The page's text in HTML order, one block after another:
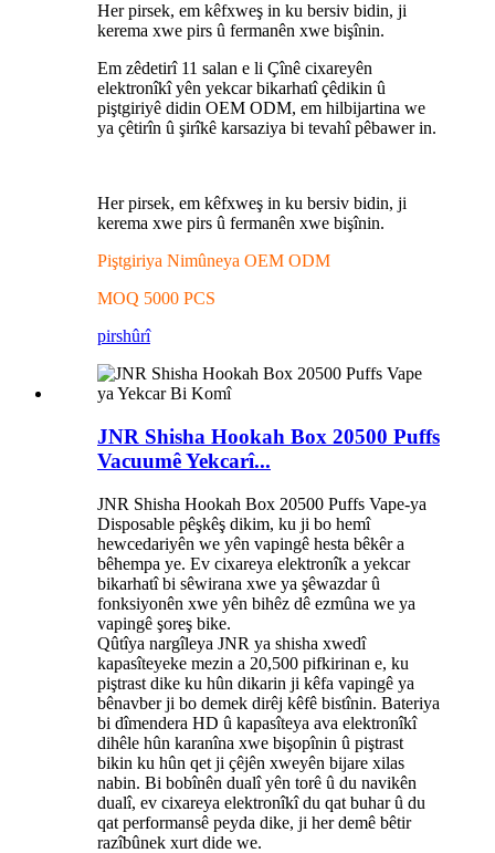
Her pirsek, em kêfxweş in ku bersiv bidin, ji
kerema xwe pirs û fermanên xwe bişînin.
Em zêdetirî 11 salan e li Çînê cixareyên
elektronîkî yên yekcar bikarhatî çêdikin û
piştgiriyê didin OEM ODM, em hilbijartina we
ya çêtirîn û şirîkê karsaziya bi tevahî pêbawer in.
Her pirsek, em kêfxweş in ku bersiv bidin, ji
kerema xwe pirs û fermanên xwe bişînin.
Piştgiriya Nimûneya OEM ODM
MOQ 5000 PCS
pirshûrî
JNR Shisha Hookah Box 20500 Puffs
Vacuumê Yekcarî...
JNR Shisha Hookah Box 20500 Puffs Vape-ya
Disposable pêşkêş dikim, ku ji bo hemî
hewcedariyên we yên vapingê hesta bêkêr a
bêhempa ye. Ev cixareya elektronîk a yekcar
bikarhatî bi sêwirana xwe ya şêwazdar û
fonksiyonên xwe yên bihêz dê ezmûna we ya
vapingê şoreş bike.
Qûtîya nargîleya JNR ya shisha xwedî
kapasîteyeke mezin a 20,500 pifkirinan e, ku
piştrast dike ku hûn dikarin ji kêfa vapingê ya
bênavber ji bo demek dirêj kêfê bistînin. Bateriya
bi dîmendera HD û kapasîteya ava elektronîkî
dihêle hûn karanîna xwe bişopînin û piştrast
bikin ku hûn qet ji çêjên xweyên bijare xilas
nabin. Bi bobînên dualî yên torê û du navikên
dualî, ev cixareya elektronîkî du qat buhar û du
qat performansê peyda dike, ji her demê bêtir
razîbûnek xurt dide we.